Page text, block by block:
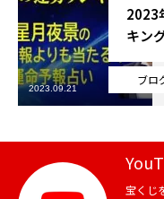
ブログ
お知らせ
テニス
スポーツ
ブロ
2023
キン
2023.09.21
宝くじ